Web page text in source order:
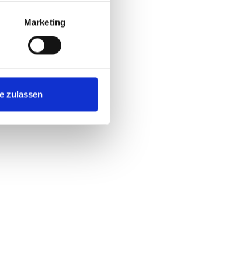
Marketing
zulassen